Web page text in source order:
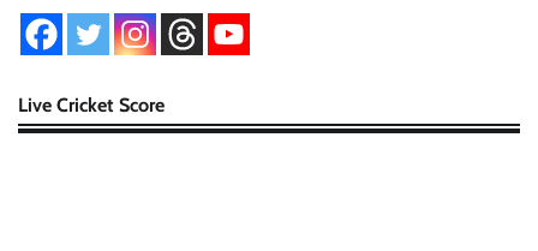
Live Cricket Score